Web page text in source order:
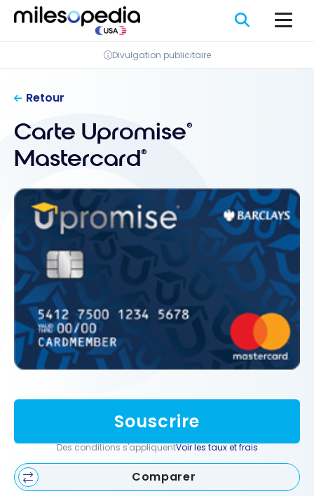
Passer
Divulgation publicitaire
Retour
Carte Upromise®
Mastercard®
Souscrire
Des conditions s'appliquentVoir les taux et frais
Comparer